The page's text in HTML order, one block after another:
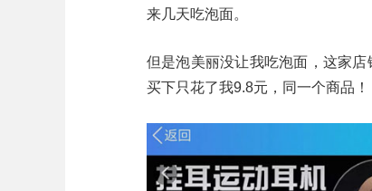
来几天吃泡面。
但是泡美丽没让我吃泡面，这家
买下只花了我9.8元，同一个商品！